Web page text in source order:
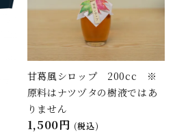
甘葛風シロップ 200cc ※
原料はナツヅタの樹液ではあ
りません
1,500円 (税込)